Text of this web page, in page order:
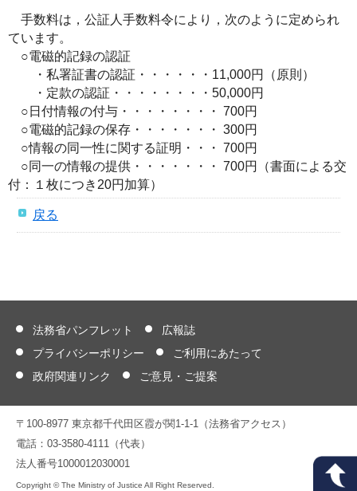
手数料は，公証人手数料令により，次のように定められ
ています。
○電磁的記録の認証
・私署証書の認証・・・・・・11,000円（原則）
・定款の認証・・・・・・・・50,000円
○日付情報の付与・・・・・・・・ 700円
○電磁的記録の保存・・・・・・・ 300円
○情報の同一性に関する証明・・・ 700円
○同一の情報の提供・・・・・・・ 700円（書面による交
付：１枚につき20円加算）
戻る
法務省パンフレット
広報誌
プライバシーポリシー
ご利用にあたって
政府関連リンク
ご意見・ご提案
〒100-8977 東京都千代田区霞が関1-1-1（法務省アクセス）
電話：03-3580-4111（代表）
法人番号1000012030001
Copyright © The Ministry of Justice All Right Reserved.